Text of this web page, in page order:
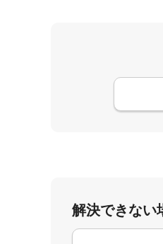
解決できない